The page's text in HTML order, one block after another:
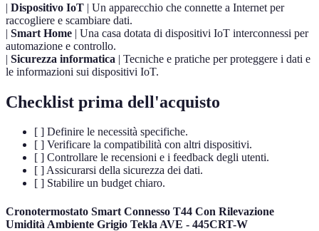
| Dispositivo IoT | Un apparecchio che connette a Internet per
raccogliere e scambiare dati.
| Smart Home | Una casa dotata di dispositivi IoT interconnessi per
automazione e controllo.
| Sicurezza informatica | Tecniche e pratiche per proteggere i dati e
le informazioni sui dispositivi IoT.
Checklist prima dell'acquisto
[ ] Definire le necessità specifiche.
[ ] Verificare la compatibilità con altri dispositivi.
[ ] Controllare le recensioni e i feedback degli utenti.
[ ] Assicurarsi della sicurezza dei dati.
[ ] Stabilire un budget chiaro.
Cronotermostato Smart Connesso T44 Con Rilevazione
Umidità Ambiente Grigio Tekla AVE - 445CRT-W